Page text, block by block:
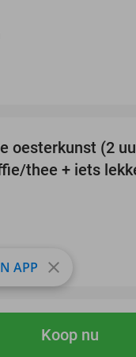
Koop nu
oesterkunst (2
thee + iets
Zoo
APP close